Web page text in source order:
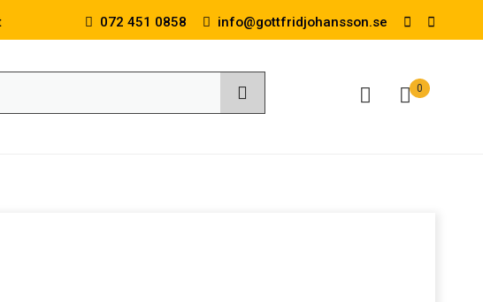
072 451 0858 info@gottfridjohansson.se
0